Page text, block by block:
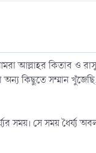
কিতাব ও
সম্মান খুঁজেছি,
সময়। সে সময় ধৈর্য্য